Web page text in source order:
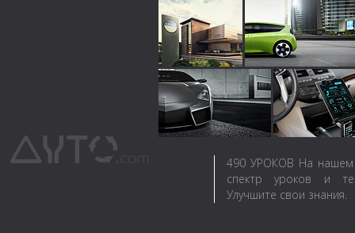
490 УРОКОВ На нашем
спектр уроков и
Улучшите свои знания.